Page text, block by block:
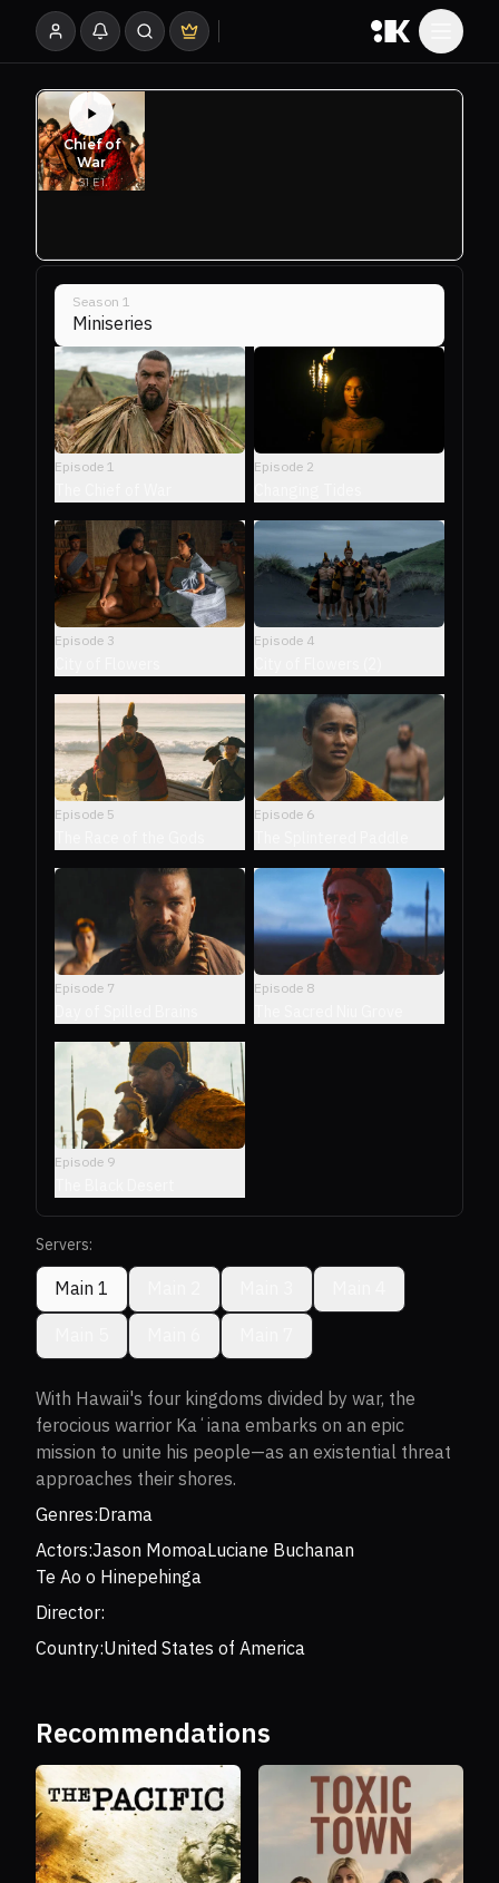
Season 1
Miniseries
Episode 1 Episode 2
Episode 3 Episode 4
Episode 5 Episode 6
Episode 7 Episode 8
Episode 9
Servers:
Main 1
With Hawaii's four kingdoms divided by war, the
ferocious warrior Kaʻiana embarks on an epic
mission to unite his people—as an existential threat
approaches their shores.
Genres:Drama
Actors:Jason MomoaLuciane Buchanan
Te Ao o Hinepehinga
Director:
Country:United States of America
Recommendations